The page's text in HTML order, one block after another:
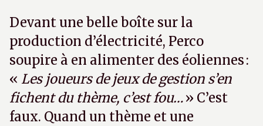
Devant une belle boîte sur la
production d’électricité, Perco
soupire à en alimenter des éoliennes :
« Les joueurs de jeux de gestion s’en
fichent du thème, c’est fou…» C’est
faux. Quand un thème et une